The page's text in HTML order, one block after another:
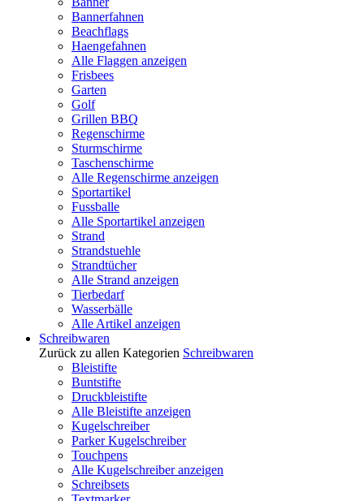
Bannerfahnen
Beachflags
Haengefahnen
Alle Flaggen anzeigen
Frisbees
Garten
Golf
Grillen BBQ
Regenschirme
Sturmschirme
Taschenschirme
Alle Regenschirme anzeigen
Sportartikel
Fussballe
Alle Sportartikel anzeigen
Strand
Strandstuehle
Strandtücher
Alle Strand anzeigen
Tierbedarf
Wasserbälle
Alle Artikel anzeigen
Schreibwaren
Zurück zu allen Kategorien Schreibwaren
Bleistifte
Buntstifte
Druckbleistifte
Alle Bleistifte anzeigen
Kugelschreiber
Parker Kugelschreiber
Touchpens
Alle Kugelschreiber anzeigen
Schreibsets